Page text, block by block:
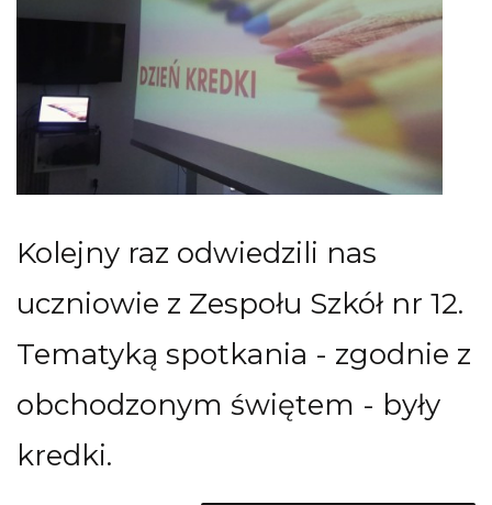
Kolejny raz odwiedzili nas
uczniowie z Zespołu Szkół nr 12.
Tematyką spotkania - zgodnie z
obchodzonym świętem - były
kredki.